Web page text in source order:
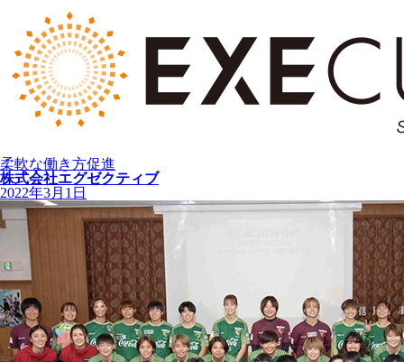
柔軟な働き方促進
株式会社エグゼクティブ
2022年3月1日